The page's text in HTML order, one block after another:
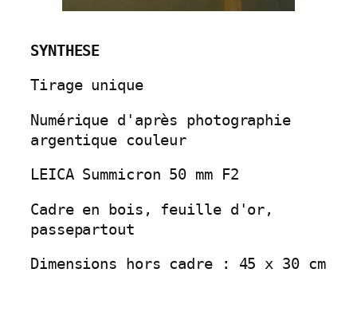
SYNTHESE
Tirage unique
Numérique d'après photographie
argentique couleur
LEICA Summicron 50 mm F2
Cadre en bois, feuille d'or,
passepartout
Dimensions hors cadre : 45 x 30 cm